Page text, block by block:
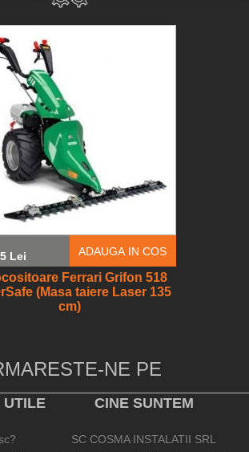
Lei ADAUGA IN COS
Ferrari Grifon 518
(Masa taiere Laser 135
cm)
NE PE
UTILE CINE SUNTEM
SC COSMA INSTALATII SRL